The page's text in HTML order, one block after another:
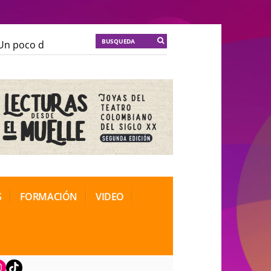
poco de locura para la cordura
Soma
de Teatro Rosa
FORMACIÓN VIDEO
TikTok